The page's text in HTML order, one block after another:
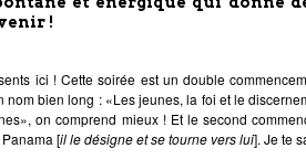
!
ici ! Cette soirée est un double
nom bien long : «Les jeunes, la foi et le
on comprend mieux ! Et le second
[il le désigne et se tourne vers lui]. Je te